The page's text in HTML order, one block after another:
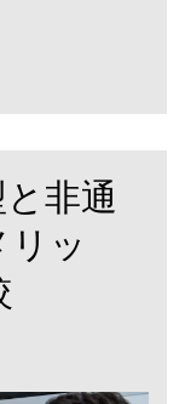
非通
ッ